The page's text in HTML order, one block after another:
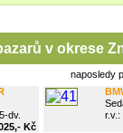
v okrese
naposledy
dv.
Kč
r.v.: